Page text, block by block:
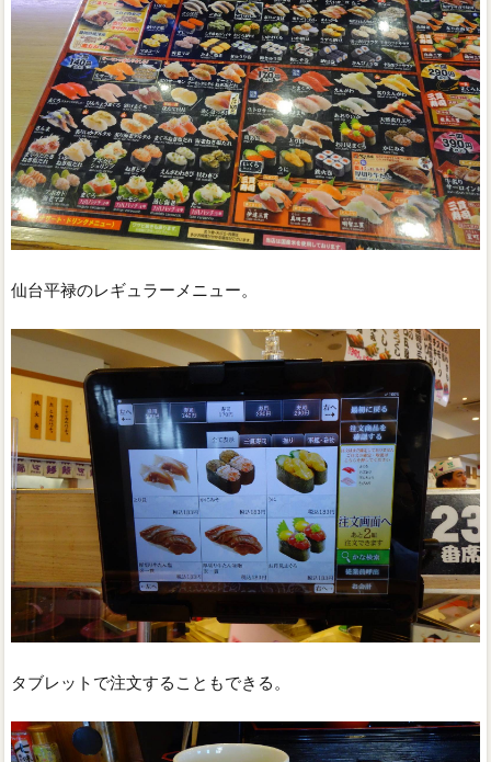
仙台平禄のレギュラーメニュー。
タブレットで注文することもできる。